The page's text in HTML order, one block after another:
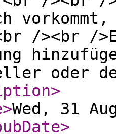
/><br /
oder
>
>Wed, 31
>